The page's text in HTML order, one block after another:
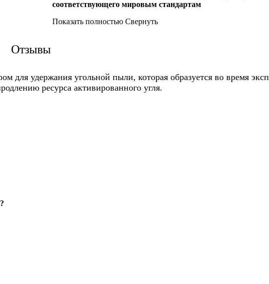
соответствующего мировым стандартам
Показать полностью Свернуть
Отзывы
для удержания угольной пыли, которая образуется во время
ресурса активированного угля.
пришлём трек-номер, чтобы отслеживать посылку. Сроки зависят от
при курьере под видеозапись (на телефон). Если есть повреждения
При 100% предоплате вы платите только за товар и доставку.
помогаем до и после покупки: подобрать комплект, проверить